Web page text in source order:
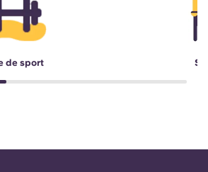
de sport